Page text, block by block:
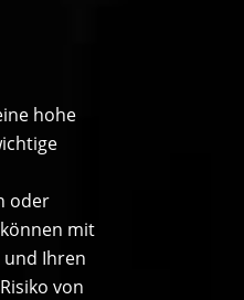
hohe
oder
mit
und Ihren
von